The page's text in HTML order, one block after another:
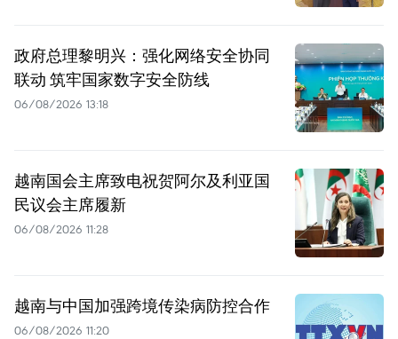
政府总理黎明兴：强化网络安全协同
联动 筑牢国家数字安全防线
06/08/2026 13:18
越南国会主席致电祝贺阿尔及利亚国
民议会主席履新
06/08/2026 11:28
越南与中国加强跨境传染病防控合作
06/08/2026 11:20